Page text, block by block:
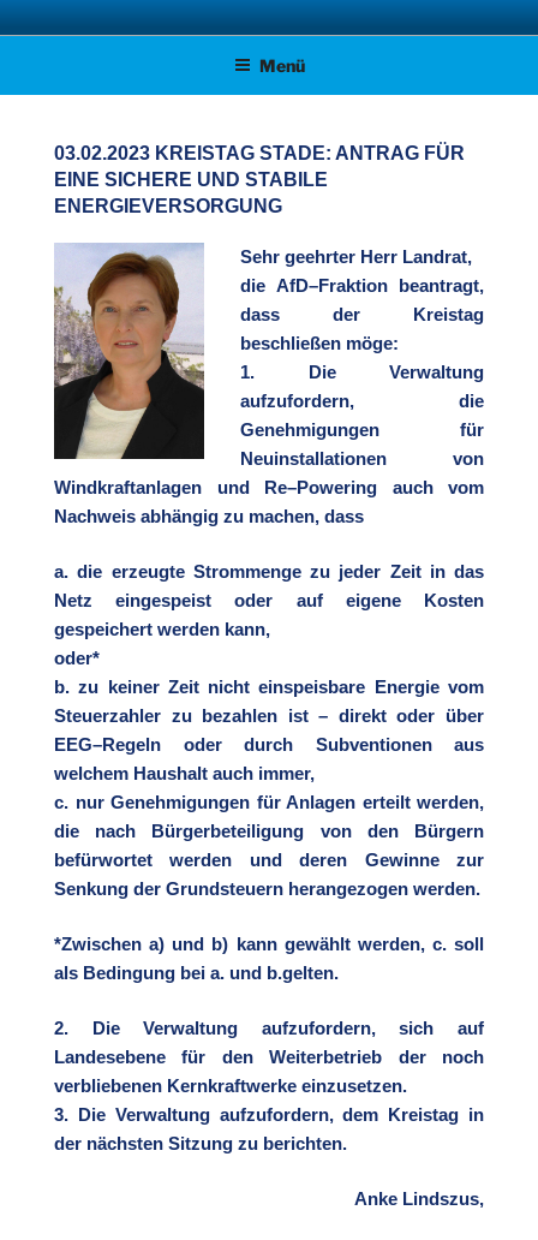
Zum
Inhalt AFD KREISVERBAND STADE
Menü
03.02.2023 KREISTAG STADE: ANTRAG FÜR
EINE SICHERE UND STABILE
ENERGIEVERSORGUNG
Sehr geehrter Herr Landrat,
die AfD–Fraktion beantragt,
dass der Kreistag
beschließen möge:
1.
Die Verwaltung
aufzufordern, die
Genehmigungen für
Neuinstallationen von
Windkraftanlagen und Re–Powering auch vom
Nachweis abhängig zu machen, dass
a. die erzeugte Strommenge zu jeder Zeit in das
Netz eingespeist oder auf eigene
Kosten
gespeichert werden kann,
oder*
b. zu keiner Zeit nicht einspeisbare Energie vom
Steuerzahler zu bezahlen ist – direkt oder über
EEG–Regeln oder durch Subventionen aus
welchem Haushalt auch immer,
c. nur Genehmigungen für Anlagen erteilt werden,
die
nach Bürgerbeteiligung von
den Bürgern
befürwortet
werden und deren Gewinne
zur
Senkung der Grundsteuern herangezogen werden.
*Zwischen a) und b) kann gewählt werden, c. soll
als Bedingung bei a. und b.gelten.
2. Die Verwaltung aufzufordern, sich auf
Landesebene für den Weiterbetrieb der noch
verbliebenen Kernkraftwerke einzusetzen.
3. Die Verwaltung aufzufordern, dem Kreistag in
der nächsten Sitzung zu berichten.
Anke Lindszus,